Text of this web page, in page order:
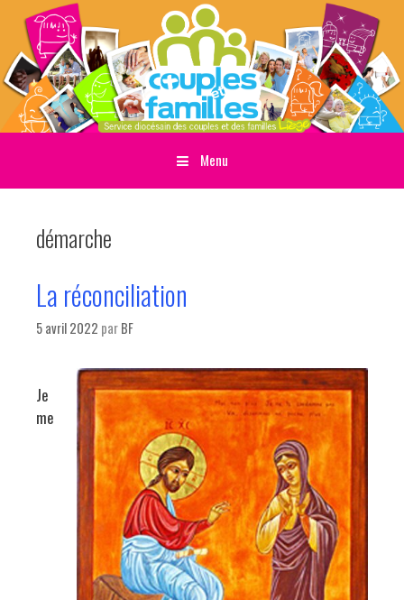
Menu
démarche
La réconciliation
5 avril 2022 parBF
Je
me